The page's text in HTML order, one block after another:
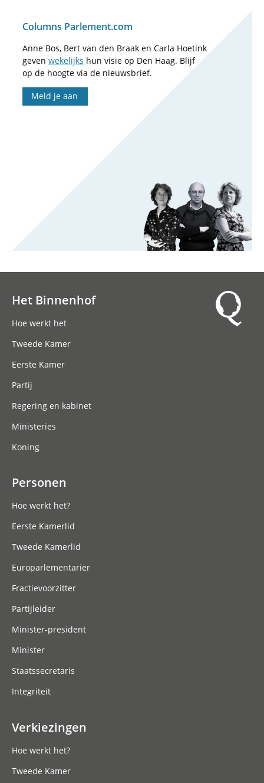
Columns Parlement.com
Anne Bos, Bert van den Braak en Carla Hoetink
geven wekelijks hun visie op Den Haag. Blijf
op de hoogte via de nieuwsbrief.
Meld je aan
Het Binnenhof
Hoe werkt het
Tweede Kamer
Eerste Kamer
Partij
Regering en kabinet
Ministeries
Koning
Personen
Hoe werkt het?
Eerste Kamerlid
Tweede Kamerlid
Europarlementariër
Fractievoorzitter
Partijleider
Minister-president
Minister
Staatssecretaris
Integriteit
Verkiezingen
Hoe werkt het?
Tweede Kamer